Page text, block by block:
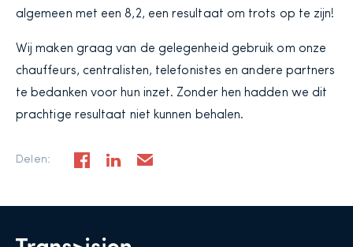
algemeen met een 8,2, een resultaat om trots op te zijn!
Wij maken graag van de gelegenheid gebruik om onze
chauffeurs, centralisten, telefonistes en andere partners
te bedanken voor hun inzet. Zonder hen hadden we dit
prachtige resultaat niet kunnen behalen.
Delen: